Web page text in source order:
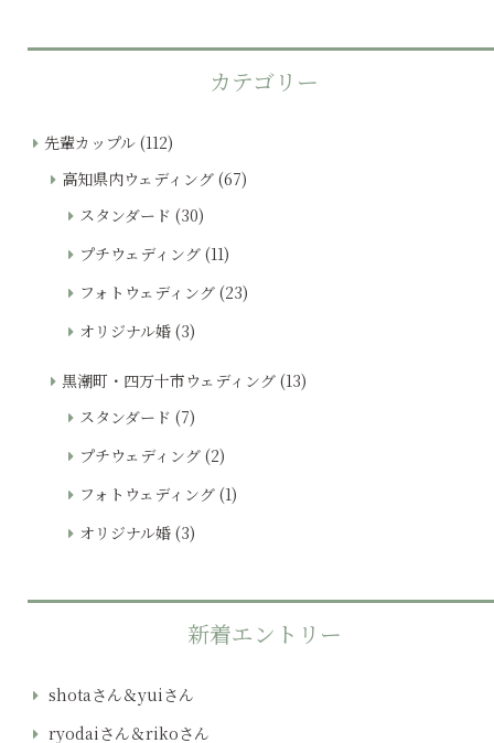
カテゴリー
先輩カップル(112)
高知県内ウェディング(67)
スタンダード (30)
プチウェディング(11)
フォトウェディング(23)
オリジナル婚(3)
黒潮町・四万十市ウェディング(13)
スタンダード (7)
プチウェディング(2)
フォトウェディング(1)
オリジナル婚(3)
新着エントリー
shotaさん＆yuiさん
ryodaiさん＆rikoさん